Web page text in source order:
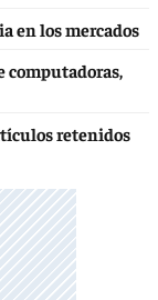
en los mercados
computadoras,
retenidos